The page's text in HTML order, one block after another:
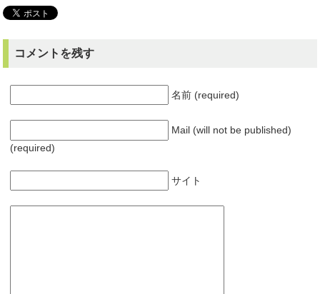
コメントを残す
名前 (required)
Mail (will not be published)
(required)
サイト